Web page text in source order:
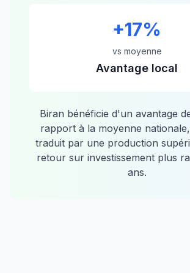
+17%
vs moyenne
Avantage local
Biran bénéficie d'un avantage
rapport à la moyenne
traduit par une production
retour sur investissement plus
ans.